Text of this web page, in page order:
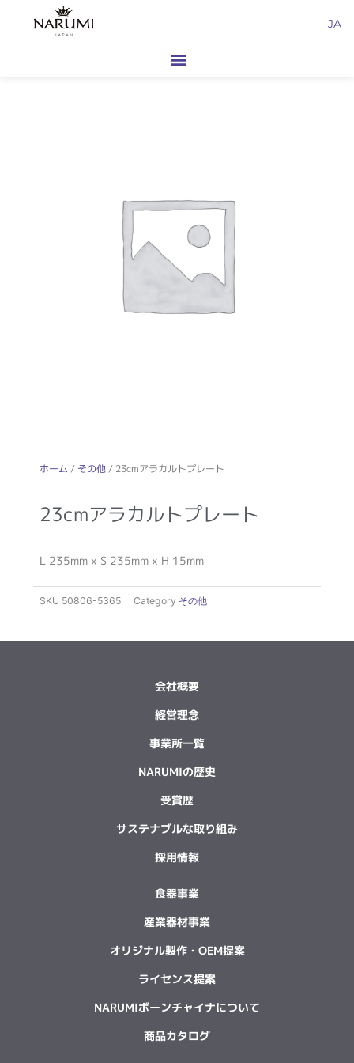
JA
ホーム / その他/ 23cmアラカルトプレート
23cmアラカルトプレート
L 235mm x S 235mm x H 15mm
SKU 50806-5365 Category その他
会社概要
経営理念
事業所一覧
NARUMIの歴史
受賞歴
サステナブルな取り組み
採用情報
食器事業
産業器材事業
オリジナル製作・OEM提案
ライセンス提案
NARUMIボーンチャイナについて
商品カタログ